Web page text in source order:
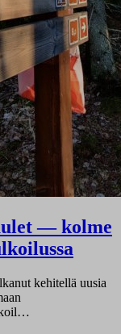
— kolme
kehitellä uusia